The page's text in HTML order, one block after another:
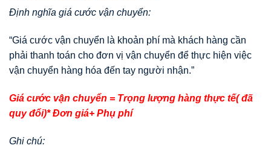
Định nghĩa giá cước vận chuyển:
“Giá cước vận chuyển là khoản phí mà khách hàng cần
phải thanh toán cho đơn vị vận chuyển để thực hiện việc
vận chuyển hàng hóa đến tay người nhận.”
Giá cước vận chuyển = Trọng lượng hàng thực tế( đã
quy đổi)* Đơn giá+ Phụ phí
Ghi chú: